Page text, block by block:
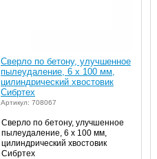
Сверло по бетону, улучшенное
пылеудаление, 6 х 100 мм,
цилиндрический хвостовик
Сибртех
Артикул: 708067
Сверло по бетону, улучшенное
пылеудаление, 6 х 100 мм,
цилиндрический хвостовик
Сибртех